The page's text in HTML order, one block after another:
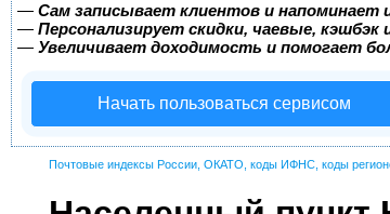
— Сам записывает клиентов и напоминает
— Персонализирует скидки, чаевые,
— Увеличивает доходимость и помогает
Начать пользоваться сервисом
Почтовые индексы России, ОКАТО, коды ИФНС, коды